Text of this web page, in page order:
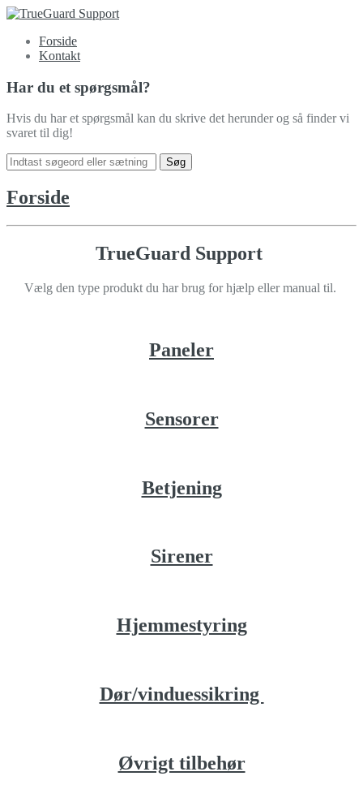
Forside
Kontakt
Har du et spørgsmål?
Hvis du har et spørgsmål kan du skrive det herunder og så finder vi
svaret til dig!
Forside
TrueGuard Support
Vælg den type produkt du har brug for hjælp eller manual til.
Paneler
Sensorer
Betjening
Sirener
Hjemmestyring
Dør/vinduessikring
Øvrigt tilbehør